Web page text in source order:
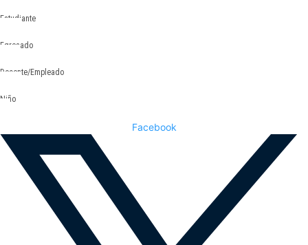
Estudiante
Egresado
Docente/Empleado
Niño
Facebook